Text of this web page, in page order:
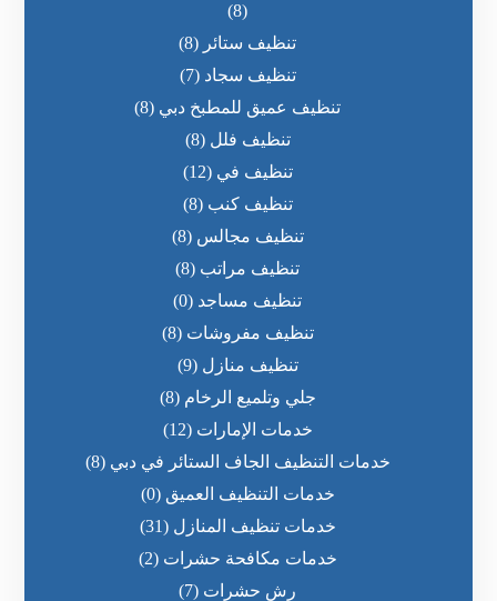
(8)
تنظيف ستائر (8)
تنظيف سجاد (7)
تنظيف عميق للمطبخ دبي (8)
تنظيف فلل (8)
تنظيف في (12)
تنظيف كنب (8)
تنظيف مجالس (8)
تنظيف مراتب (8)
تنظيف مساجد (0)
تنظيف مفروشات (8)
تنظيف منازل (9)
جلي وتلميع الرخام (8)
خدمات الإمارات (12)
خدمات التنظيف الجاف الستائر في دبي (8)
خدمات التنظيف العميق (0)
خدمات تنظيف المنازل (31)
خدمات مكافحة حشرات (2)
رش حشرات (7)